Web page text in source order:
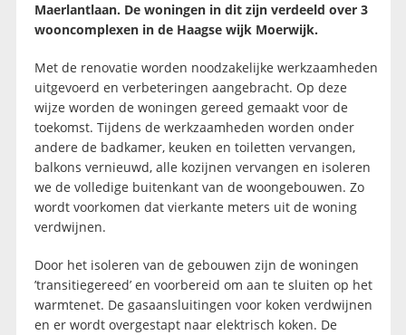
Maerlantlaan. De woningen in dit zijn verdeeld over 3
wooncomplexen in de Haagse wijk Moerwijk.
Met de renovatie worden noodzakelijke werkzaamheden
uitgevoerd en verbeteringen aangebracht. Op deze
wijze worden de woningen gereed gemaakt voor de
toekomst. Tijdens de werkzaamheden worden onder
andere de badkamer, keuken en toiletten vervangen,
balkons vernieuwd, alle kozijnen vervangen en isoleren
we de volledige buitenkant van de woongebouwen. Zo
wordt voorkomen dat vierkante meters uit de woning
verdwijnen.
Door het isoleren van de gebouwen zijn de woningen
’transitiegereed’ en voorbereid om aan te sluiten op het
warmtenet. De gasaansluitingen voor koken verdwijnen
en er wordt overgestapt naar elektrisch koken. De